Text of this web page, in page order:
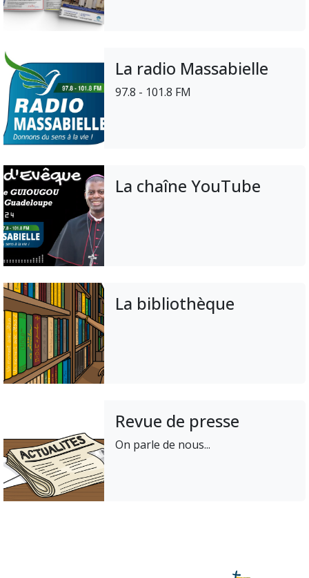
La radio Massabielle
97.8 - 101.8 FM
La chaîne YouTube
La bibliothèque
Revue de presse
On parle de nous...